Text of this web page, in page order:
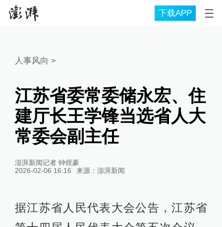
下载APP
人事风向 >
江苏省委常委储永宏、住
建厅长王学锋当选省人大
常委会副主任
澎湃新闻记者 钟煜豪
2026-02-06 16:16
来源： 澎湃新闻
据江苏省人民代表大会公告，江苏省